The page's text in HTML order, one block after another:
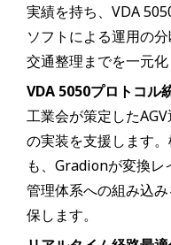
実績を持ち、VDA
ソフトによる運用の
交通整理までを一元化
VDA 5050プロトコル
工業会が策定した
の実装を支援します
も、Gradionが変換レ
管理体系への組み込
保します。